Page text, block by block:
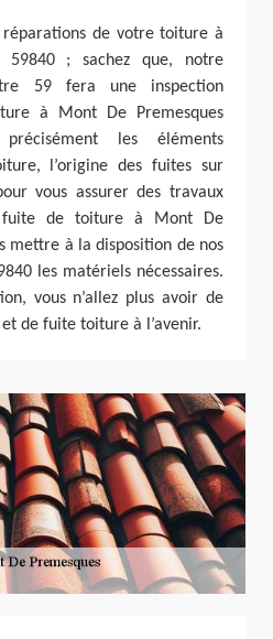
de votre toiture à
59840 ; sachez que, notre
59 fera une inspection
à Mont De Premesques
les éléments
l’origine des fuites sur
vous assurer des travaux
fuite de toiture à Mont De
mettre à la disposition de nos
les matériels nécessaires.
vous n’allez plus avoir de
de fuite toiture à l’avenir.